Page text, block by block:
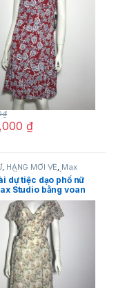
₫
₫
, HÀNG MỚI VỀ Max
,THỜI TRANG NỮ
dự tiệc dạo phố nữ
Studio bằng voan
cá tay áo bánh
tiết hoa size XS